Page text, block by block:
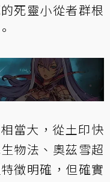
死靈小從者群根
當大，從土印快
物法、奧茲雪超
徵明確，但確實